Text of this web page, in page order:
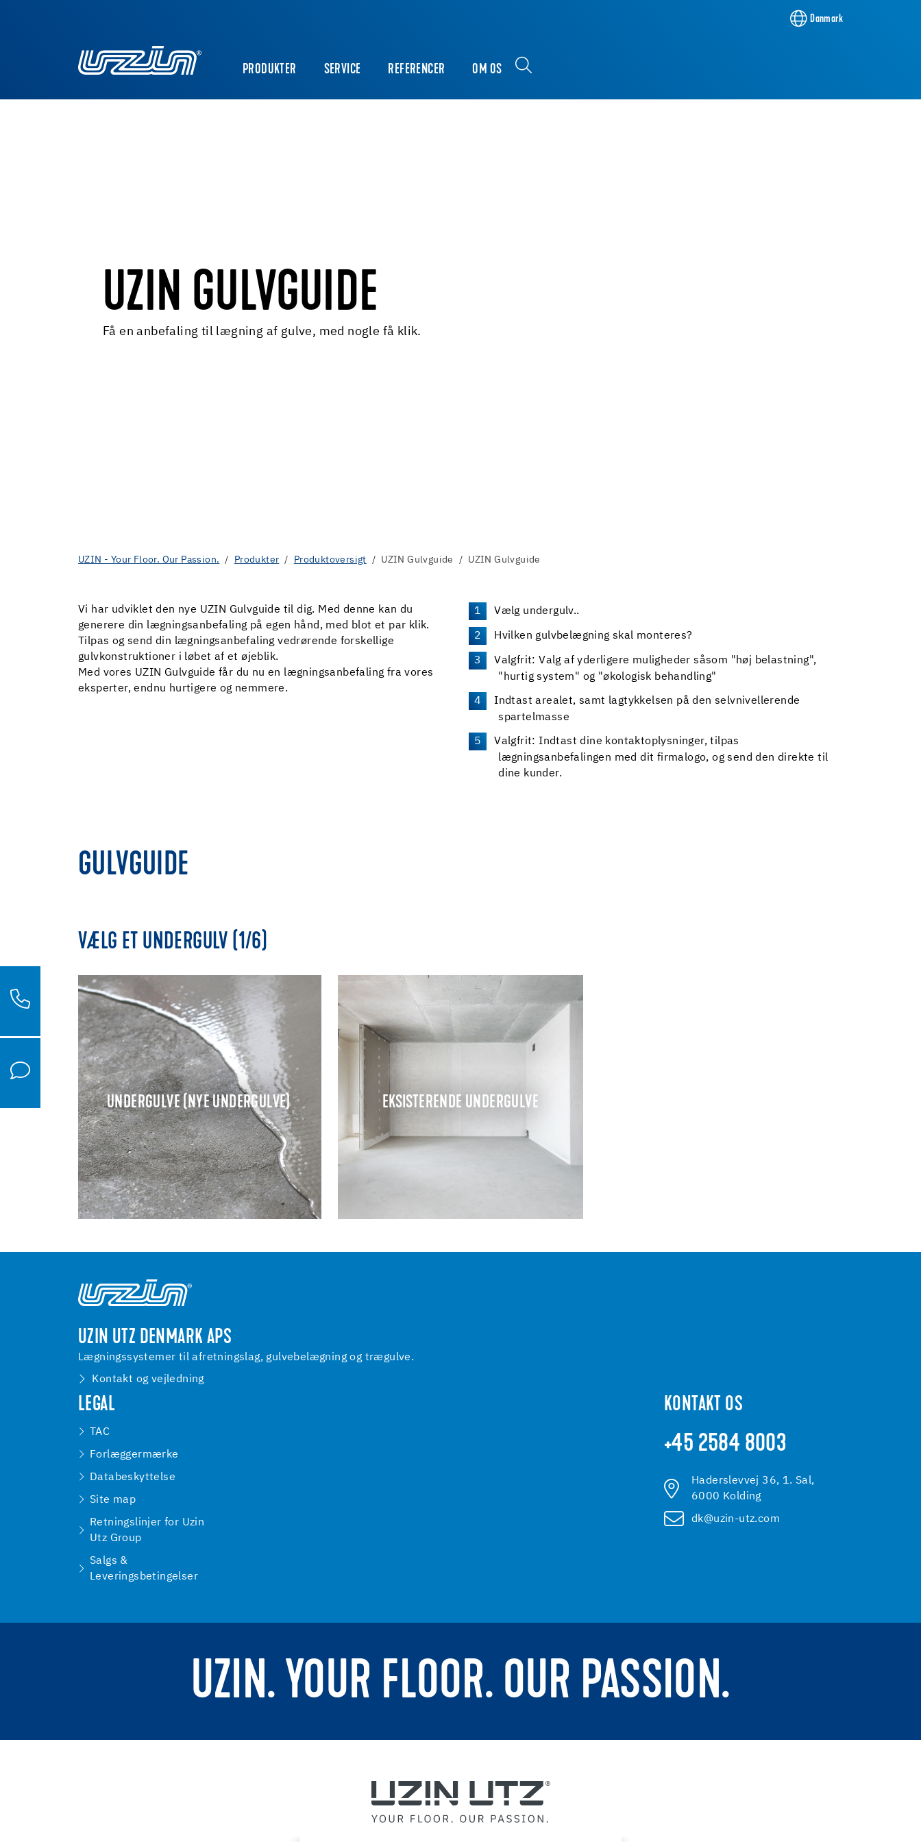
Danmark
PRODUKTER SERVICE REFERENCER OM OS
UZIN GULVGUIDE
Få en anbefaling til lægning af gulve, med nogle få klik.
UZIN - Your Floor. Our Passion. Produkter Produktoversigt UZIN Gulvguide UZIN Gulvguide
Vi har udviklet den nye UZIN Gulvguide til dig. Med denne kan du
generere din lægningsanbefaling på egen hånd, med blot et par klik.
Tilpas og send din lægningsanbefaling vedrørende forskellige
gulvkonstruktioner i løbet af et øjeblik.
Med vores UZIN Gulvguide får du nu en lægningsanbefaling fra vores
eksperter, endnu hurtigere og nemmere.
Vælg undergulv..
Hvilken gulvbelægning skal monteres?
Valgfrit: Valg af yderligere muligheder såsom "høj belastning",
"hurtig system" og "økologisk behandling"
Indtast arealet, samt lagtykkelsen på den selvnivellerende
spartelmasse
Valgfrit: Indtast dine kontaktoplysninger, tilpas
lægningsanbefalingen med dit firmalogo, og send den direkte til
dine kunder.
GULVGUIDE
UZIN UTZ DENMARK APS
Lægningssystemer til afretningslag, gulvebelægning og trægulve.
Kontakt og vejledning
LEGAL
TAC
Forlæggermærke
Databeskyttelse
Site map
Retningslinjer for Uzin
Utz Group
Salgs &
Leveringsbetingelser
KONTAKT OS
+45 2584 8003
Haderslevvej 36, 1. Sal,
6000 Kolding
dk@uzin-utz.com
UZIN. YOUR FLOOR. OUR PASSION.